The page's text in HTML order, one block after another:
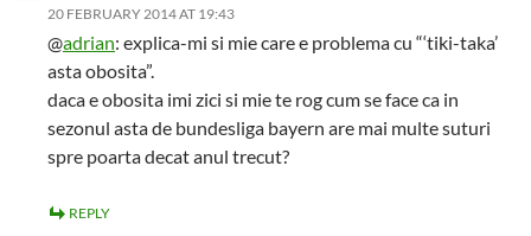
20 FEBRUARY 2014 AT 19:43
@adrian: explica-mi si mie care e problema cu “‘tiki-taka’
asta obosita”.
daca e obosita imi zici si mie te rog cum se face ca in
sezonul asta de bundesliga bayern are mai multe suturi
spre poarta decat anul trecut?
REPLY